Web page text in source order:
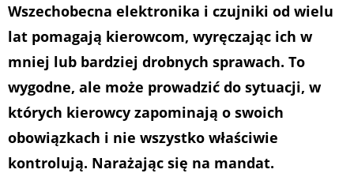
Wszechobecna elektronika i czujniki od wielu
lat pomagają kierowcom, wyręczając ich w
mniej lub bardziej drobnych sprawach. To
wygodne, ale może prowadzić do sytuacji, w
których kierowcy zapominają o swoich
obowiązkach i nie wszystko właściwie
kontrolują. Narażając się na mandat.